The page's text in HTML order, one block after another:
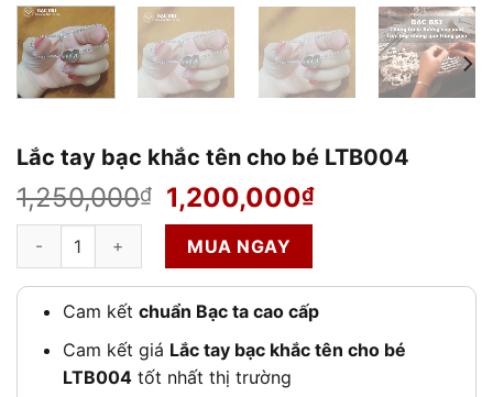
Lắc tay bạc khắc tên cho bé LTB004
1,250,000₫
Giá
gốc
là:
1,250,000₫.
1,200,000₫Giá
1,200,000₫.
Lắc tay bạc khắc tên cho bé LTB004 số lượng
MUA NGAY
Cam kết chuẩn Bạc ta cao cấp
Cam kết giá Lắc tay bạc khắc tên cho bé
LTB004tốt nhất thị trường